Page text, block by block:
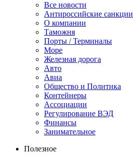
Все новости
Антироссийские санкции
О компании
Таможня
Порты / Терминалы
Море
Железная дорога
Авто
Авиа
Общество и Политика
Контейнеры
Ассоциации
Регулирование ВЭД
Финансы
Занимательное
Полезное